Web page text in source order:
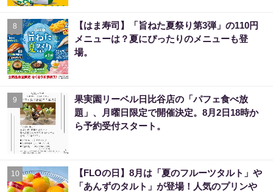
8
【はま寿司】「旨ねた夏祭り第3弾」の110円
メニューは？夏にぴったりのメニューも登
場。
9
果実園リーベル日比谷店の「パフェ食べ放
題」、月曜日限定で開催決定。8月2日18時か
ら予約受付スタート。
10
【FLOの日】8月は「夏のフルーツタルト」や
「あんずのタルト」が登場！人気のプリンや